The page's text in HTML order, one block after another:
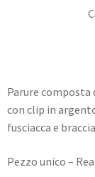
Parure composta
con clip in
fusciacca e
Pezzo unico –